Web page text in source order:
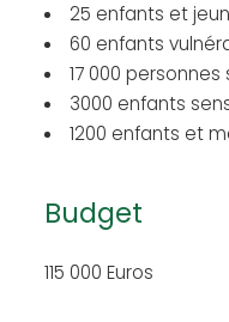
25 enfants et
60 enfants
17 000
3000 enfants
1200 enfants et
Budget
115 000 Euros